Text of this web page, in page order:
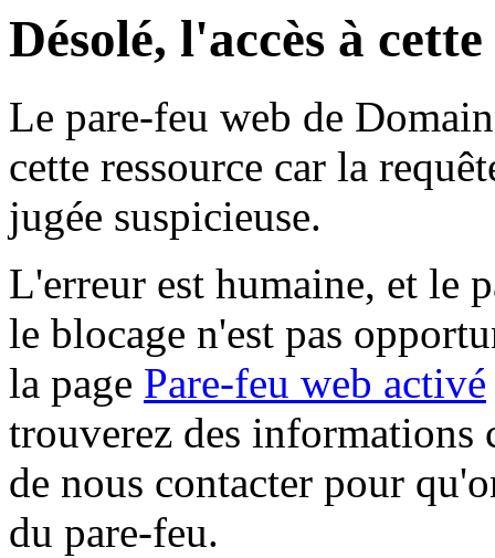
Désolé, l'accès à
Le pare-feu web de
cette ressource car la
jugée suspicieuse.
L'erreur est humaine, et le
le blocage n'est pas
la page Pare-feu web activé
trouverez des informations
de nous contacter pour
du pare-feu.